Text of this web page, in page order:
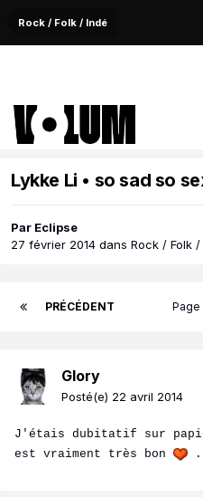
Rock / Folk / Indé
Lykke Li • so sad so
Par Eclipse
27 février 2014 dans Rock / Folk /
PRÉCÉDENT Page
Glory
Posté(e) 22 avril 2014
J'étais dubitatif sur
est vraiment très bon
.